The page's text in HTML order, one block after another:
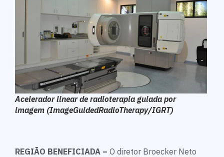
Acelerador linear de radioterapia guiada por
imagem (ImageGuidedRadioTherapy/IGRT)
REGIÃO BENEFICIADA – O diretor Broecker Neto